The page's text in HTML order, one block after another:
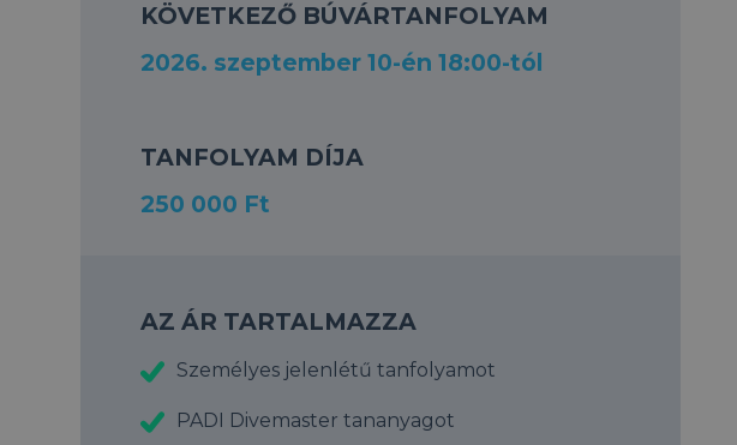
KÖVETKEZŐ BÚVÁRTANFOLYAM
2026. szeptember 10-én 18:00-tól
TANFOLYAM DÍJA
250 000 Ft
AZ ÁR TARTALMAZZA
Személyes jelenlétű tanfolyamot
PADI Divemaster tananyagot